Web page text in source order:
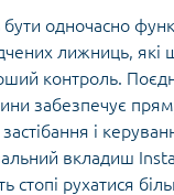
одночасно
лижниць,
контроль.
забезпечує
і
вкладиш
рухатися